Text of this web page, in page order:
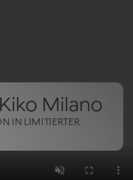
Milano
IN LIMITIERTER